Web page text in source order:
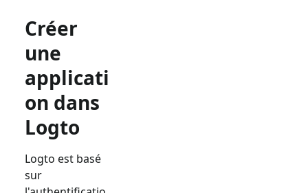
Créer
une
applicati
on dans
Logto
Logto est basé
sur